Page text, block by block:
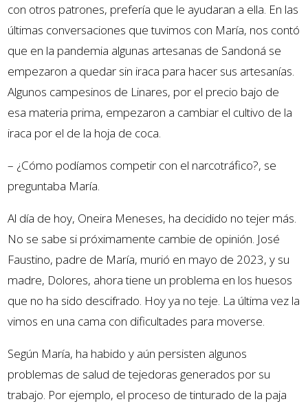
con otros patrones, prefería que le ayudaran a ella. En las
últimas conversaciones que tuvimos con María, nos contó
que en la pandemia algunas artesanas de Sandoná se
empezaron a quedar sin iraca para hacer sus artesanías.
Algunos campesinos de Linares, por el precio bajo de
esa materia prima, empezaron a cambiar el cultivo de la
iraca por el de la hoja de coca.
– ¿Cómo podíamos competir con el narcotráfico?, se
preguntaba María.
Al día de hoy, Oneira Meneses, ha decidido no tejer más.
No se sabe si próximamente cambie de opinión. José
Faustino, padre de María, murió en mayo de 2023, y su
madre, Dolores, ahora tiene un problema en los huesos
que no ha sido descifrado. Hoy ya no teje. La última vez la
vimos en una cama con dificultades para moverse.
Según María, ha habido y aún persisten algunos
problemas de salud de tejedoras generados por su
trabajo. Por ejemplo, el proceso de tinturado de la paja